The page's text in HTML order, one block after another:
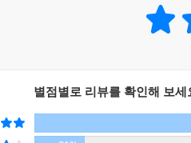
음악, 업무별 생산성 AI 도구 50개 활
있게 이해할 수 있을 것이다. 이 중
·부모 필독서―사전처럼 옆에 끼고
레인연구소 소장, 100만, 50만 유
이버대학교 컴퓨터·AI공학과 학과
별점별로 리뷰를 확인해 보세